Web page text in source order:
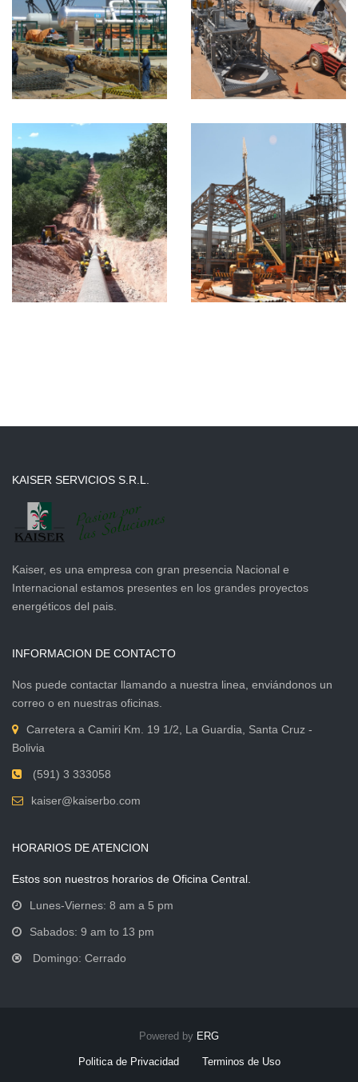
San Alberto, Tarija
VIEW MORE
CPF Planta
Margarita
VIEW MORE
KAISER SERVICIOS S.R.L.
Kaiser, es una empresa con gran presencia Nacional e
Internacional estamos presentes en los grandes proyectos
energéticos del pais.
INFORMACION DE CONTACTO
Nos puede contactar llamando a nuestra linea, enviándonos un
correo o en nuestras oficinas.
Carretera a Camiri Km. 19 1/2, La Guardia, Santa Cruz -
Bolivia
(591) 3 333058
kaiser@kaiserbo.com
HORARIOS DE ATENCION
Estos son nuestros horarios de Oficina Central.
Lunes-Viernes: 8 am a 5 pm
Sabados: 9 am to 13 pm
Domingo: Cerrado
Powered by ERG
Politica de Privacidad Terminos de Uso